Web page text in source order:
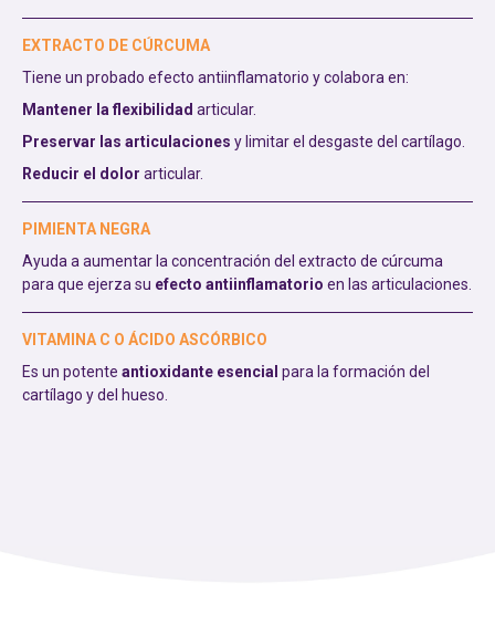
EXTRACTO DE CÚRCUMA
Tiene un probado efecto antiinflamatorio y colabora en:
Mantener la flexibilidad articular.
Preservar las articulaciones y limitar el desgaste del cartílago.
Reducir el dolor articular.
PIMIENTA NEGRA
Ayuda a aumentar la concentración del extracto de cúrcuma
para que ejerza su efecto antiinflamatorio en las articulaciones.
VITAMINA C O ÁCIDO ASCÓRBICO
Es un potente antioxidante esencial para la formación del
cartílago y del hueso.